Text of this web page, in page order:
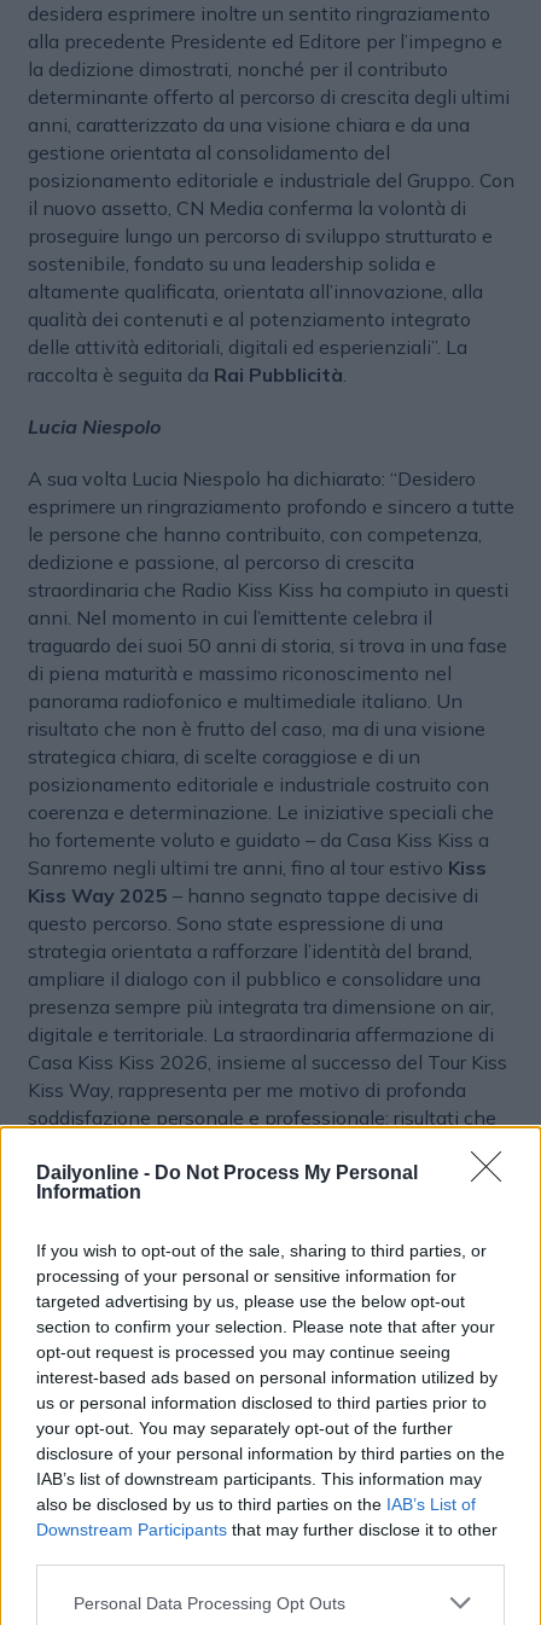
Dailyonline - Do Not Process My Personal
Information
If you wish to opt-out of the sale, sharing to third parties, or
processing of your personal or sensitive information for
targeted advertising by us, please use the below opt-out
section to confirm your selection. Please note that after your
opt-out request is processed you may continue seeing
interest-based ads based on personal information utilized by
us or personal information disclosed to third parties prior to
your opt-out. You may separately opt-out of the further
disclosure of your personal information by third parties on the
IAB’s list of downstream participants. This information may
also be disclosed by us to third parties on the IAB’s List of
Downstream Participants that may further disclose it to other
Personal Data Processing Opt Outs
desidera esprimere inoltre un sentito ringraziamento
alla precedente Presidente ed Editore per l’impegno e
la dedizione dimostrati, nonché per il contributo
determinante offerto al percorso di crescita degli ultimi
anni, caratterizzato da una visione chiara e da una
gestione orientata al consolidamento del
posizionamento editoriale e industriale del Gruppo. Con
il nuovo assetto, CN Media conferma la volontà di
proseguire lungo un percorso di sviluppo strutturato e
sostenibile, fondato su una leadership solida e
altamente qualificata, orientata all’innovazione, alla
qualità dei contenuti e al potenziamento integrato
delle attività editoriali, digitali ed esperienziali”. La
raccolta è seguita da Rai Pubblicità.
Lucia Niespolo
A sua volta Lucia Niespolo ha dichiarato: “Desidero
esprimere un ringraziamento profondo e sincero a tutte
le persone che hanno contribuito, con competenza,
dedizione e passione, al percorso di crescita
straordinaria che Radio Kiss Kiss ha compiuto in questi
anni. Nel momento in cui l’emittente celebra il
traguardo dei suoi 50 anni di storia, si trova in una fase
di piena maturità e massimo riconoscimento nel
panorama radiofonico e multimediale italiano. Un
risultato che non è frutto del caso, ma di una visione
strategica chiara, di scelte coraggiose e di un
posizionamento editoriale e industriale costruito con
coerenza e determinazione. Le iniziative speciali che
ho fortemente voluto e guidato – da Casa Kiss Kiss a
Sanremo negli ultimi tre anni, fino al tour estivo Kiss
Kiss Way 2025 – hanno segnato tappe decisive di
questo percorso. Sono state espressione di una
strategia orientata a rafforzare l’identità del brand,
ampliare il dialogo con il pubblico e consolidare una
presenza sempre più integrata tra dimensione on air,
digitale e territoriale. La straordinaria affermazione di
Casa Kiss Kiss 2026, insieme al successo del Tour Kiss
Kiss Way, rappresenta per me motivo di profonda
soddisfazione personale e professionale: risultati che
hanno ulteriormente accelerato la crescita della radio,
rendendo ancora più forte e tangibile il legame con il
pubblico, oggi parte attiva e consapevole di una
ringraziamento particolare allaRai, partner autorevole
e strategico, per la fiducia accordata e per aver
riconosciuto il valore editoriale e progettuale delle
iniziative intraprese. La mia gratitudine va inoltre ai
partner commerciali che hanno creduto in questo
progetto, contribuendo a costruire un modello capace
di generare valore, relazioni solide e risultati concreti su
tutte le piattaforme. Un pensiero speciale è rivolto agli
ascoltatori, autentico cuore pulsante di Radio Kiss Kiss.
La loro fedeltà, la loro partecipazione e il loro
entusiasmo sono la testimonianza più vera del
cammino compiuto e della credibilità conquistata nel
successo della mia vita professionale. L’ho guidata con